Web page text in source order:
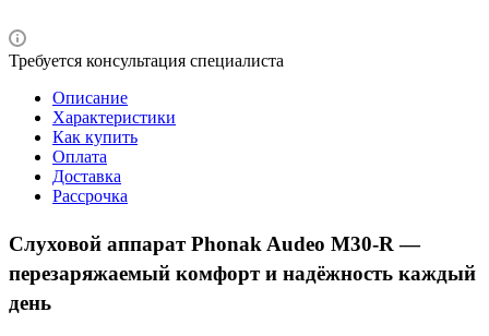
Требуется консультация специалиста
Описание
Характеристики
Как купить
Оплата
Доставка
Рассрочка
Слуховой аппарат Phonak Audeo M30-R —
перезаряжаемый комфорт и надёжность каждый
день